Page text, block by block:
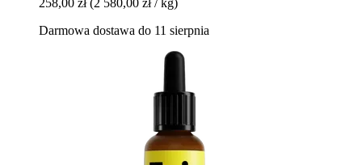
258,00 zł (2 580,00 zł / kg)
Darmowa dostawa do 11 sierpnia